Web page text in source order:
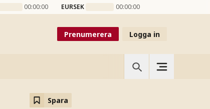
00:00:00 EURSEK 00:00:00
Prenumerera Logga in
Spara